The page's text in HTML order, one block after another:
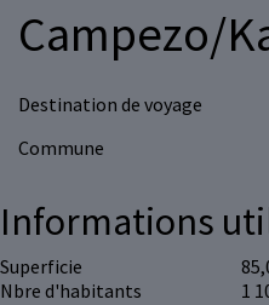
Campezo/
Destination de voyage
Commune
Informations
Superficie
Nbre d'habitants
1